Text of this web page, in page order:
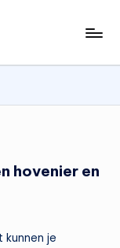
hovenier en
kunnen je